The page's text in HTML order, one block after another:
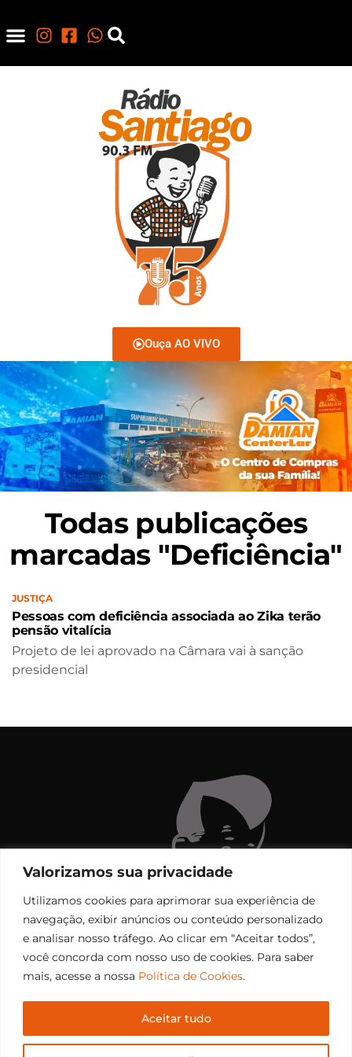
Valorizamos sua privacidade
Utilizamos cookies para aprimorar sua experiência de
navegação, exibir anúncios ou conteúdo personalizado
e analisar nosso tráfego. Ao clicar em “Aceitar todos”,
você concorda com nosso uso de cookies. Para saber
mais, acesse a nossa Política de Cookies.
Aceitar tudo
Ouça AO VIVO
Todas publicações
marcadas "Deficiência"
JUSTIÇA
Pessoas com deficiência associada ao Zika terão
pensão vitalícia
Projeto de lei aprovado na Câmara vai à sanção
presidencial